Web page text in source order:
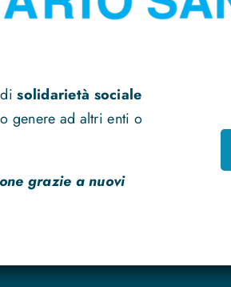
disolidarietà sociale
genere ad altri enti o
grazie a nuovi